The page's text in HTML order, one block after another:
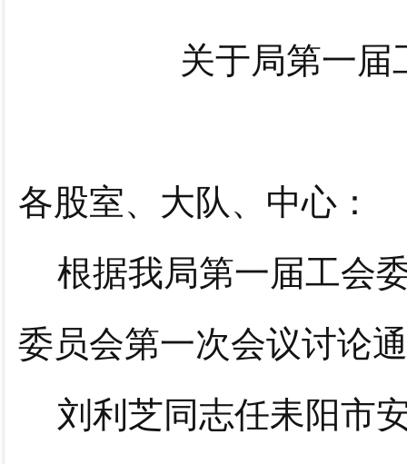
关于局第一届
各股室、大队、中心：
根据我局第一届工会
委员会第一次会议讨论
刘利芝同志任耒阳市